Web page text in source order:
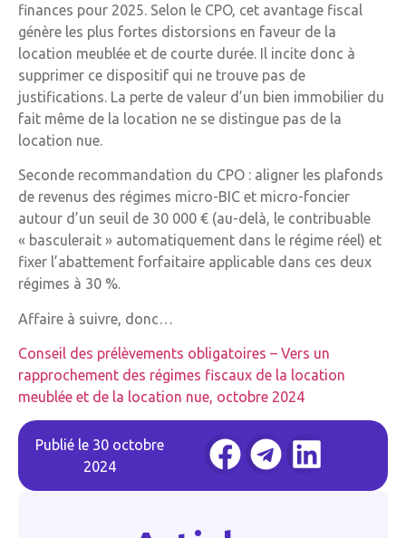
finances pour 2025. Selon le CPO, cet avantage fiscal
génère les plus fortes distorsions en faveur de la
location meublée et de courte durée. Il incite donc à
supprimer ce dispositif qui ne trouve pas de
justifications. La perte de valeur d’un bien immobilier du
fait même de la location ne se distingue pas de la
location nue.
Seconde recommandation du CPO : aligner les plafonds
de revenus des régimes micro-BIC et micro-foncier
autour d’un seuil de 30 000 € (au-delà, le contribuable
« basculerait » automatiquement dans le régime réel) et
fixer l’abattement forfaitaire applicable dans ces deux
régimes à 30 %.
Affaire à suivre, donc…
Conseil des prélèvements obligatoires – Vers un
rapprochement des régimes fiscaux de la location
meublée et de la location nue, octobre 2024
Publié le 30 octobre
2024